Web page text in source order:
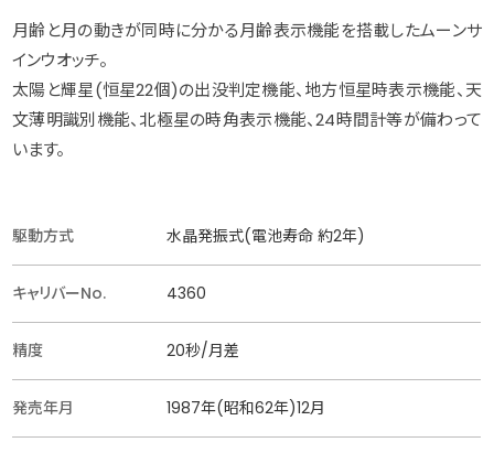
月齢と月の動きが同時に分かる月齢表示機能を搭載したムーンサ
インウオッチ。
太陽と輝星(恒星22個)の出没判定機能、地方恒星時表示機能、天
文薄明識別機能、北極星の時角表示機能、24時間計等が備わって
います。
駆動方式 水晶発振式(電池寿命 約2年)
キャリバーNo. 4360
精度 20秒/月差
発売年月 1987年(昭和62年)12月